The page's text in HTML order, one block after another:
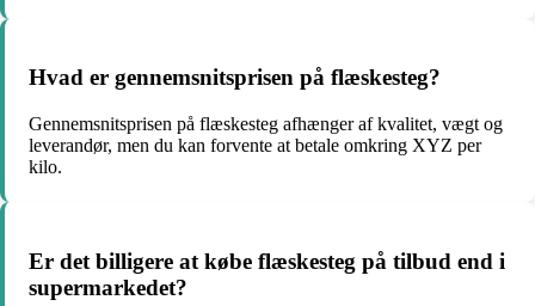
Hvad er gennemsnitsprisen på flæskesteg?
Gennemsnitsprisen på flæskesteg afhænger af kvalitet, vægt og
leverandør, men du kan forvente at betale omkring XYZ per
kilo.
Er det billigere at købe flæskesteg på tilbud end i
supermarkedet?